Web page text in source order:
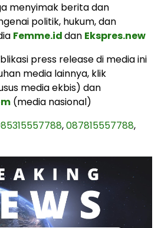
menyimak berita dan
politik, hukum, dan
Femme.iddan Ekspres.new
press release di media ini
media lainnya, klik
media ekbis) dan
(media nasional)
,087815557788,